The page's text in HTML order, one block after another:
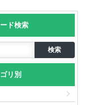
ド検索
リ別